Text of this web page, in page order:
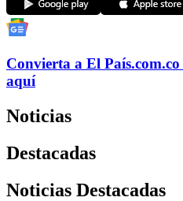
Convierta a El País.com.co
aquí
Noticias
Destacadas
Noticias Destacadas